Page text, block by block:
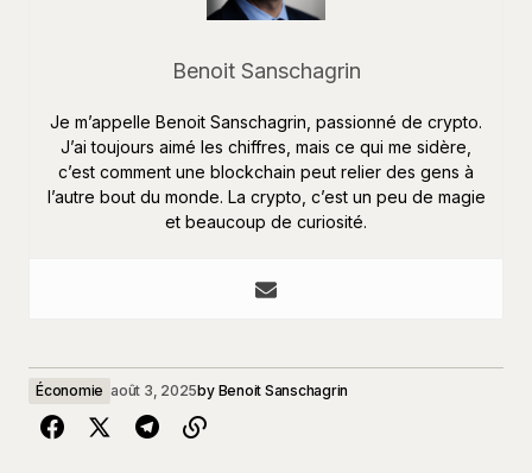
Benoit Sanschagrin
Je m’appelle Benoit Sanschagrin, passionné de crypto.
J’ai toujours aimé les chiffres, mais ce qui me sidère,
c’est comment une blockchain peut relier des gens à
l’autre bout du monde. La crypto, c’est un peu de magie
et beaucoup de curiosité.
Économie août 3, 2025by Benoit Sanschagrin